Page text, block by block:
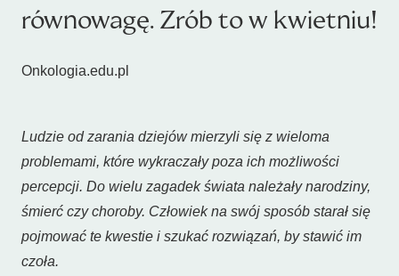
równowagę. Zrób to w kwietniu!
Onkologia.edu.pl
Ludzie od zarania dziejów mierzyli się z wieloma
problemami, które wykraczały poza ich możliwości
percepcji. Do wielu zagadek świata należały narodziny,
śmierć czy choroby. Człowiek na swój sposób starał się
pojmować te kwestie i szukać rozwiązań, by stawić im
czoła.